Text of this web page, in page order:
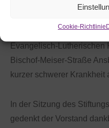
Cookie-Richtlinie
ehemaligen Räumen der
Evangelisch-Lutherischen
Bischof-Meiser-Straße
kurzer schwerer Krankheit
In der Sitzung des
gedenkt der Vorstand